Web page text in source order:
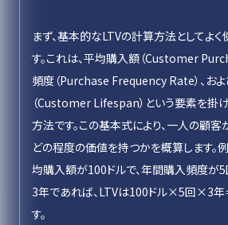
まず、基本的なLTVの計算方法としてよ
す。これは、平均購入額（Customer
頻度（Purchase Frequency Rate）、お
（Customer Lifespan）という要素を掛
方法です。この基本式により、一人の顧
どの程度の価値を持つかを概算します。
均購入額が100ドルで、年間購入頻度が
3年であれば、LTVは100ドル×5回×3年
す。